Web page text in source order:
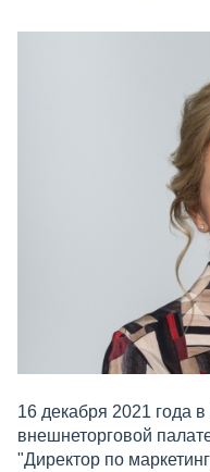
16 декабря 2021 года
внешнеторговой
"Директор по